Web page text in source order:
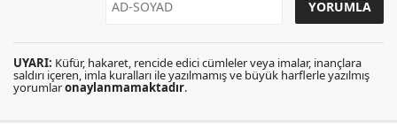
UYARI: Küfür, hakaret, rencide edici cümleler veya imalar, inançlara
saldırı içeren, imla kuralları ile yazılmamış ve büyük harflerle yazılmış
yorumlaronaylanmamaktadır.